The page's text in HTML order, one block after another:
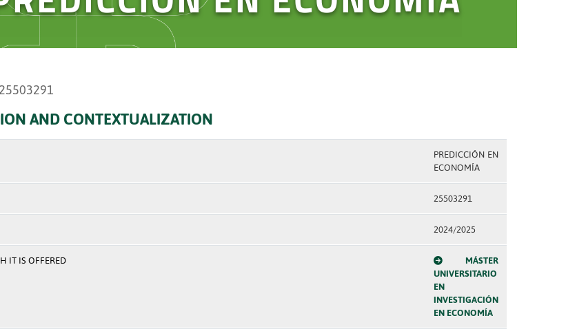
AND CONTEXTUALIZATION
PREDICCIÓN EN
ECONOMÍA
25503291
2024/2025
IT IS OFFERED
MÁSTER
UNIVERSITARIO
EN
INVESTIGACIÓN
EN ECONOMÍA